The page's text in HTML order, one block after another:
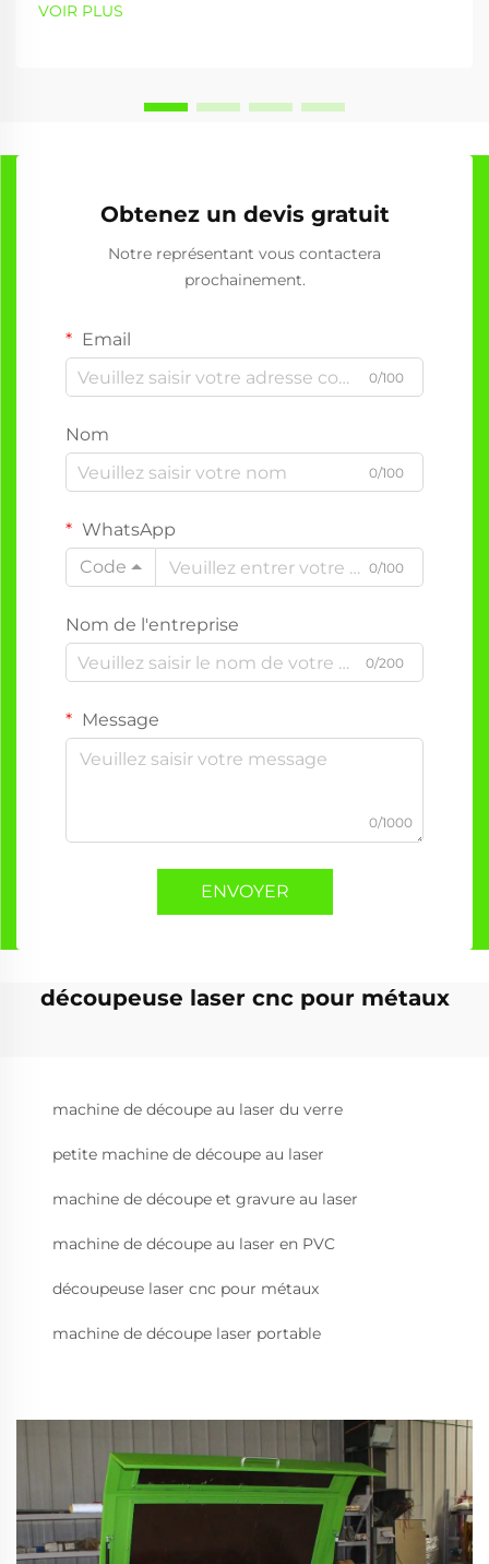
exploite l’énergie lumineuse focalisée pour marquer,
VOIR PLUS
Obtenez un devis gratuit
Notre représentant vous contactera
prochainement.
Email
0/100
Nom
0/100
WhatsApp
Code
0/100
Nom de l'entreprise
0/200
Message
0/1000
ENVOYER
découpeuse laser cnc pour métaux
machine de découpe au laser du verre
petite machine de découpe au laser
machine de découpe et gravure au laser
machine de découpe au laser en PVC
découpeuse laser cnc pour métaux
machine de découpe laser portable